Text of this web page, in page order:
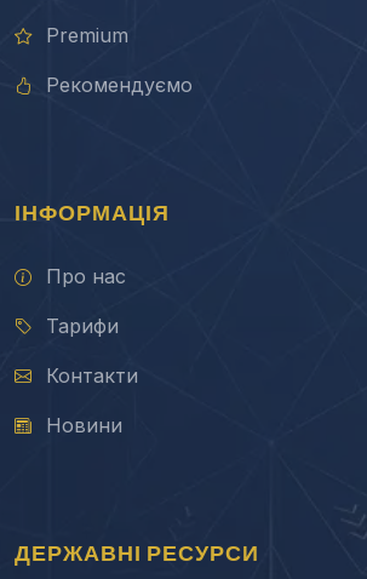
Premium
Рекомендуємо
ІНФОРМАЦІЯ
Про нас
Тарифи
Контакти
Новини
ДЕРЖАВНІ РЕСУРСИ